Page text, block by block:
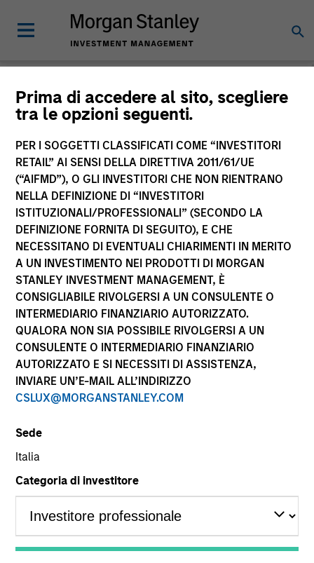
Prima di accedere al sito, scegliere
tra le opzioni seguenti.
PER I SOGGETTI CLASSIFICATI COME “INVESTITORI
RETAIL” AI SENSI DELLA DIRETTIVA 2011/61/UE
(“AIFMD”), O GLI INVESTITORI CHE NON RIENTRANO
NELLA DEFINIZIONE DI “INVESTITORI
ISTITUZIONALI/PROFESSIONALI” (SECONDO LA
DEFINIZIONE FORNITA DI SEGUITO), E CHE
NECESSITANO DI EVENTUALI CHIARIMENTI IN MERITO
A UN INVESTIMENTO NEI PRODOTTI DI MORGAN
STANLEY INVESTMENT MANAGEMENT, È
CONSIGLIABILE RIVOLGERSI A UN CONSULENTE O
INTERMEDIARIO FINANZIARIO AUTORIZZATO.
QUALORA NON SIA POSSIBILE RIVOLGERSI A UN
CONSULENTE O INTERMEDIARIO FINANZIARIO
AUTORIZZATO E SI NECESSITI DI ASSISTENZA,
INVIARE UN’E-MAIL ALL’INDIRIZZO
CSLUX@MORGANSTANLEY.COM
Sede
Italia
Categoria di investitore
Morgan Stanley
Investment Funds
La presente comunicazione ha carattere promozionale.
La performance passata non è un indicatore affidabile dei
risultati futuri. I rendimenti possono aumentare o diminuire
per effetto delle oscillazioni valutarie. Tutti i dati di
performance sono calcolati in base al valore del
patrimonio netto (NAV), al netto delle spese, e non
comprendono le commissioni e gli oneri relativi
all’emissione e al rimborso delle quote. Tutti i dati relativi
alle performance e agli indici sono tratti da Morgan
Stanley Investment Management.
Rendimenti nell’anno solare.
*Devise de référence du fonds